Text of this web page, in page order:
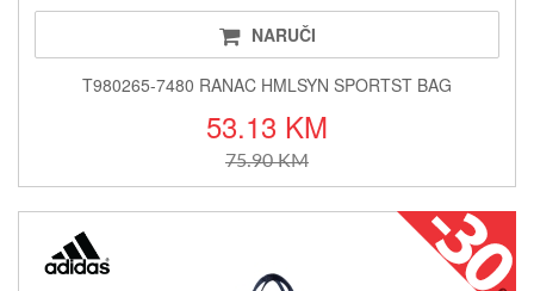
NARUČI
T980265-7480 RANAC HMLSYN SPORTST BAG
53.13 KM
75.90 KM